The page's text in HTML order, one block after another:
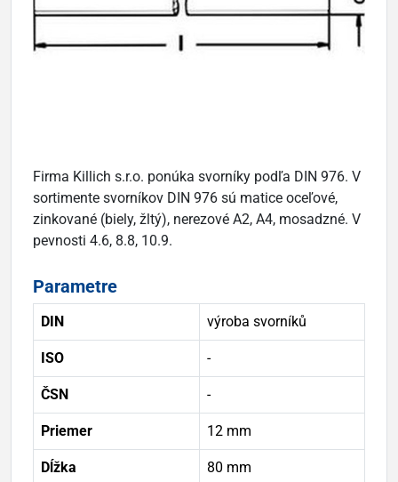
Firma Killich s.r.o. ponúka svorníky podľa DIN 976. V
sortimente svorníkov DIN 976 sú matice oceľové,
zinkované (biely, žltý), nerezové A2, A4, mosadzné. V
pevnosti 4.6, 8.8, 10.9.
Parametre
DIN výroba svorníků
ISO -
ČSN -
Priemer 12 mm
Dĺžka 80 mm